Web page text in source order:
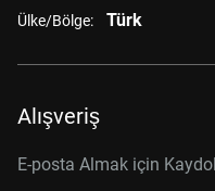
Ülke/Bölge: Türk
Alışveriş
E-posta Almak için